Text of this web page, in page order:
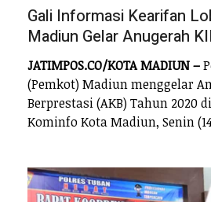
Gali Informasi Kearifan
Madiun Gelar Anugerah
JATIMPOS.CO/KOTA MADIUN –
(Pemkot) Madiun menggelar
Berprestasi (AKB) Tahun 2020
Kominfo Kota Madiun, Senin